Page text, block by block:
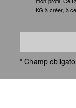
KG à créer, à
* Champ